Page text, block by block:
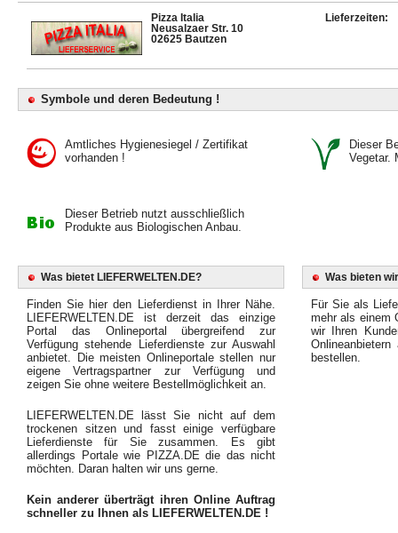
Pizza Italia
Neusalzaer Str. 10
02625 Bautzen
Lieferzeiten:
Symbole und deren Bedeutung !
Amtliches Hygienesiegel / Zertifikat
vorhanden !
Dieser
Vegetar.
Dieser Betrieb nutzt ausschließlich
Produkte aus Biologischen Anbau.
Was bietet LIEFERWELTEN.DE?
Finden Sie hier den Lieferdienst in Ihrer Nähe.
LIEFERWELTEN.DE ist derzeit das einzige
Portal das Onlineportal übergreifend zur
Verfügung stehende Lieferdienste zur Auswahl
anbietet. Die meisten Onlineportale stellen nur
eigene Vertragspartner zur Verfügung und
zeigen Sie ohne weitere Bestellmöglichkeit an.
LIEFERWELTEN.DE lässt Sie nicht auf dem
trockenen sitzen und fasst einige verfügbare
Lieferdienste für Sie zusammen. Es gibt
allerdings Portale wie PIZZA.DE die das nicht
möchten. Daran halten wir uns gerne.
Kein anderer überträgt ihren Online Auftrag
schneller zu Ihnen als LIEFERWELTEN.DE !
Was bieten
Für Sie als
mehr als einem
wir Ihren
bestellen.